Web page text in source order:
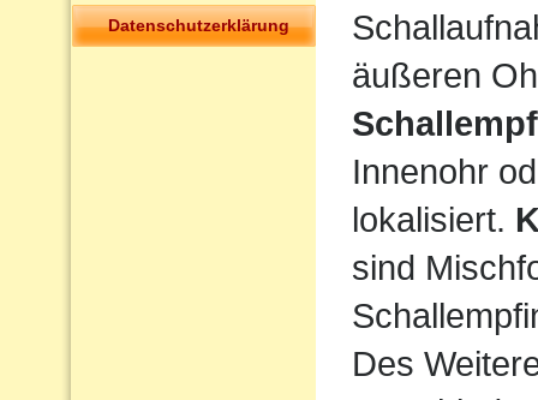
Datenschutzerklärung
äußeren
Innenohr
lokalisiert.
sind
Des